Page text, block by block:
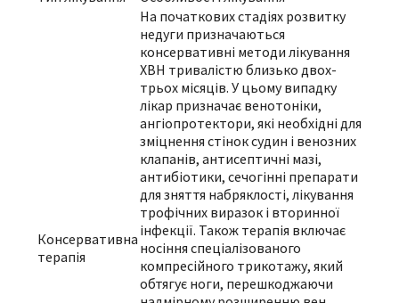
Консервативна
терапія
На початкових стадіях розвитку
недуги призначаються
консервативні методи лікування
ХВН тривалістю близько двох-
трьох місяців. У цьому випадку
лікар призначає венотоніки,
ангіопротектори, які необхідні для
зміцнення стінок судин і венозних
клапанів, антисептичні мазі,
антибіотики, сечогінні препарати
для зняття набряклості, лікування
трофічних виразок і вторинної
інфекції. Також терапія включає
носіння спеціалізованого
компресійного трикотажу, який
обтягує ноги, перешкоджаючи